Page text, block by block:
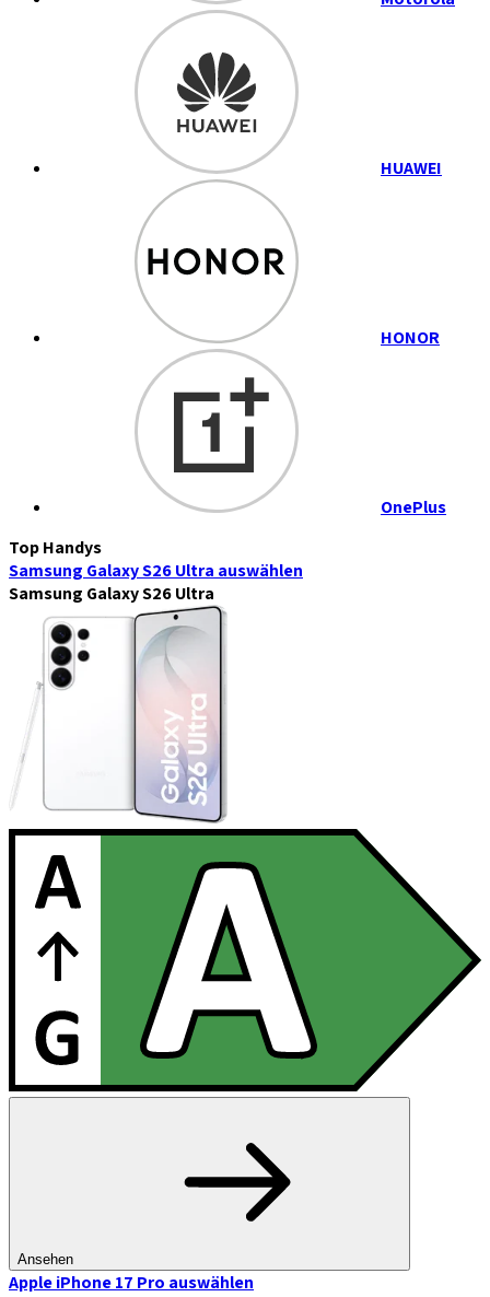
HUAWEI
HONOR
OnePlus
Top Handys
Samsung Galaxy S26 Ultra auswählen
Samsung Galaxy S26 Ultra
Ansehen
Apple iPhone 17 Pro auswählen